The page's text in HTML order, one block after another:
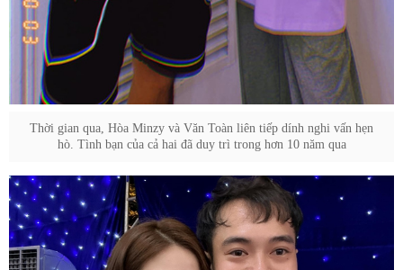
Thời gian qua, Hòa Minzy và Văn Toàn liên tiếp dính nghi vấn hẹn
hò. Tình bạn của cả hai đã duy trì trong hơn 10 năm qua